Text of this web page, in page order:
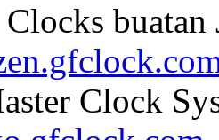
buatan
Clock